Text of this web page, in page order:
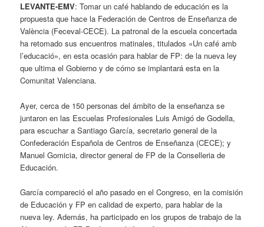
LEVANTE-EMV: Tomar un café hablando de educación es la
propuesta que hace la Federación de Centros de Enseñanza de
València (Feceval-CECE). La patronal de la escuela concertada
ha retomado sus encuentros matinales, titulados «Un café amb
l’educació», en esta ocasión para hablar de FP: de la nueva ley
que ultima el Gobierno y de cómo se implantará esta en la
Comunitat Valenciana.
Ayer, cerca de 150 personas del ámbito de la enseñanza se
juntaron en las Escuelas Profesionales Luis Amigó de Godella,
para escuchar a Santiago García, secretario general de la
Confederación Española de Centros de Enseñanza (CECE); y
Manuel Gomicia, director general de FP de la Conselleria de
Educación.
García compareció el año pasado en el Congreso, en la comisión
de Educación y FP en calidad de experto, para hablar de la
nueva ley. Además, ha participado en los grupos de trabajo de la